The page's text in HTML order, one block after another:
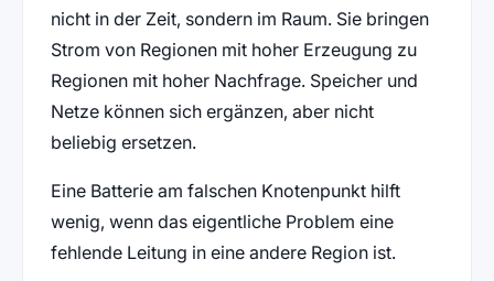
nicht in der Zeit, sondern im Raum. Sie bringen
Strom von Regionen mit hoher Erzeugung zu
Regionen mit hoher Nachfrage. Speicher und
Netze können sich ergänzen, aber nicht
beliebig ersetzen.
Eine Batterie am falschen Knotenpunkt hilft
wenig, wenn das eigentliche Problem eine
fehlende Leitung in eine andere Region ist.